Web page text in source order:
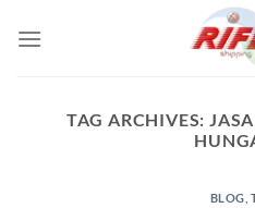
TAG ARCHIVES:
BLOG ,